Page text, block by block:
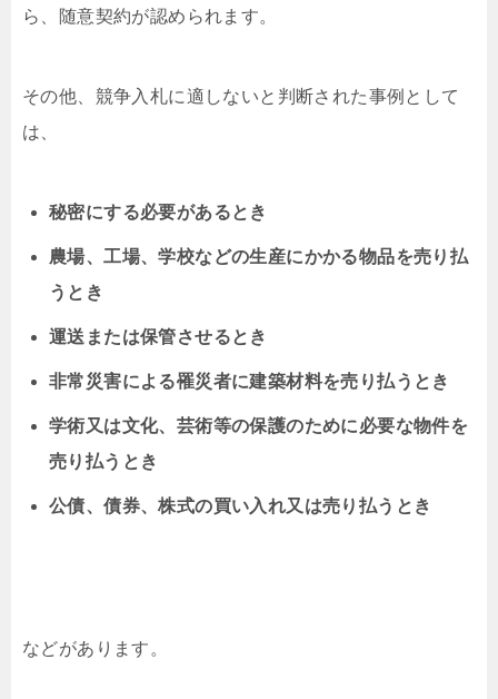
ら、随意契約が認められます。
その他、競争入札に適しないと判断された事例として
は、
秘密にする必要があるとき
農場、工場、学校などの生産にかかる物品を売り払
うとき
運送または保管させるとき
非常災害による罹災者に建築材料を売り払うとき
学術又は文化、芸術等の保護のために必要な物件を
売り払うとき
公債、債券、株式の買い入れ又は売り払うとき
などがあります。